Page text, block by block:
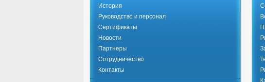
История
Руководство и персонал
Сертификаты
Новости
Партнеры
Сотрудничество
Контакты